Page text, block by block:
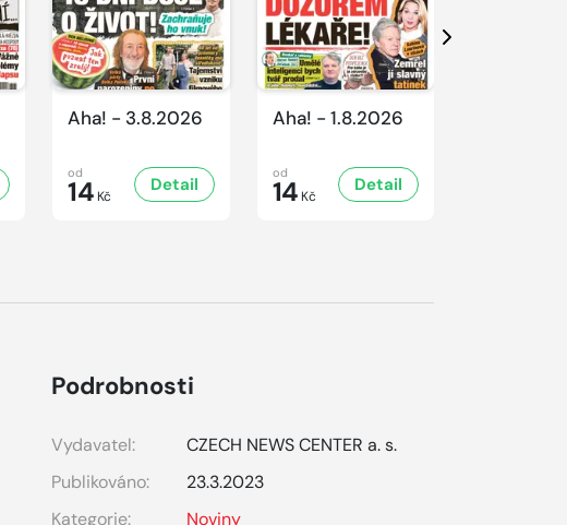
Aha! - 3.8.2026
od
14 Kč
Detail
Aha! - 1.8.2026
od
14 Kč
Detail
Další
Podrobnosti
Vydavatel:
CZECH NEWS CENTER a. s.
Publikováno:
23.3.2023
Kategorie:
Noviny